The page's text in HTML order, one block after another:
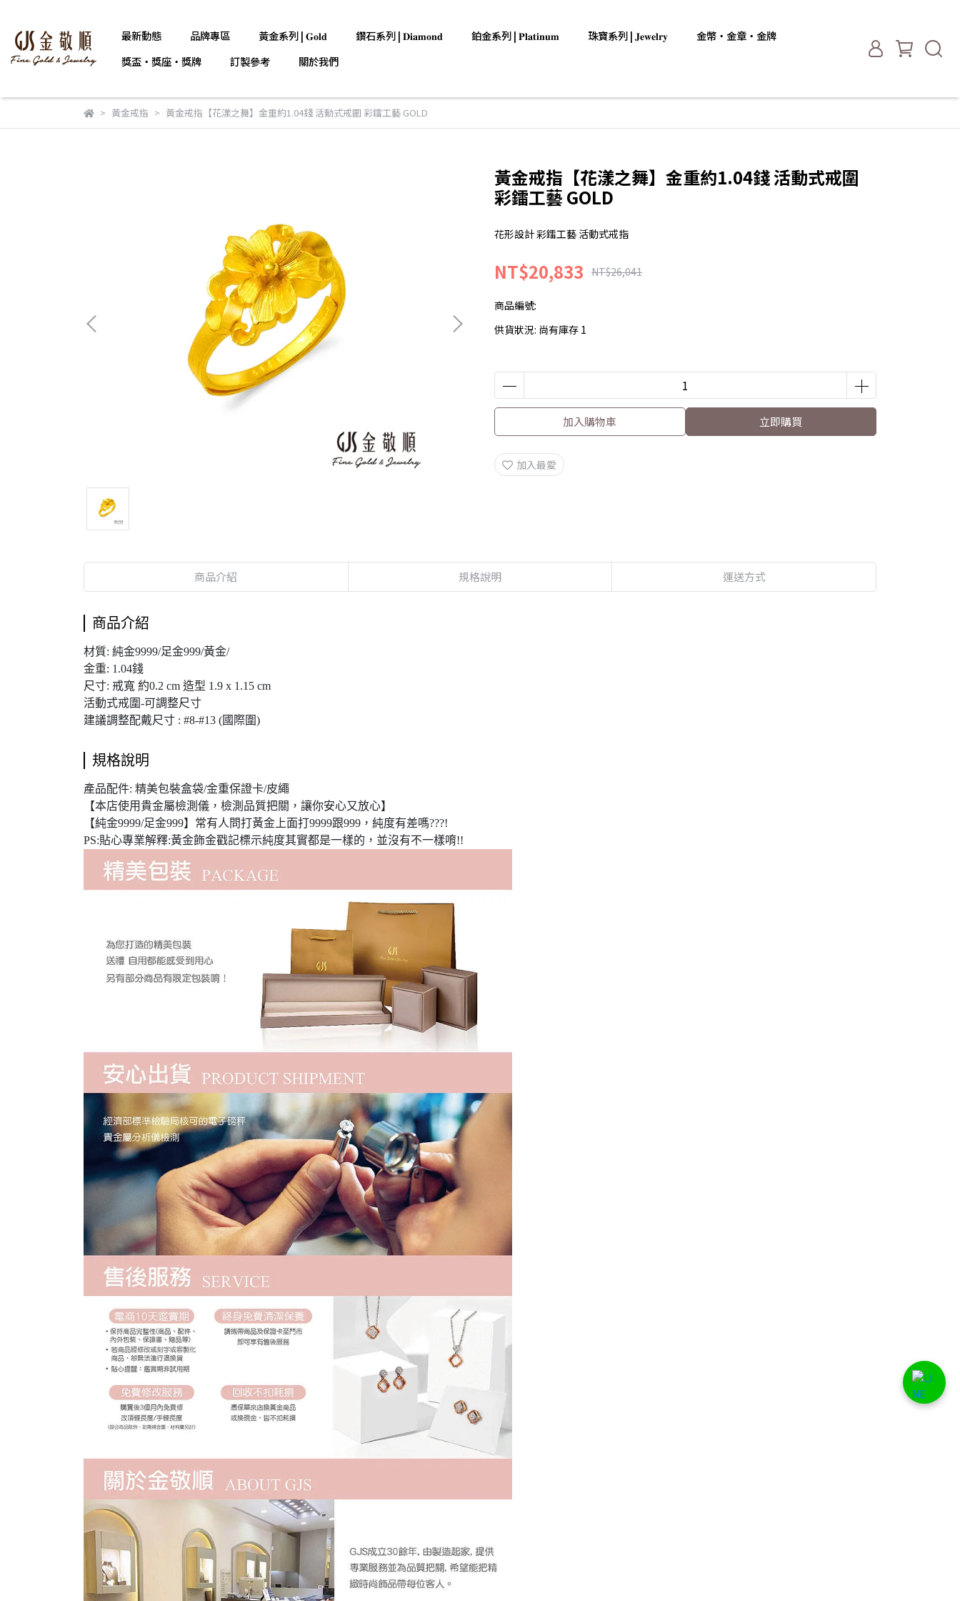
最新動態 品牌專區 黃金系列 | 𝐆𝐨𝐥𝐝 鑽石系列 | 𝐃𝐢𝐚𝐦𝐨𝐧𝐝 鉑金系列 | 𝐏𝐥𝐚𝐭𝐢𝐧𝐮𝐦 珠寶系列 | 𝐉𝐞𝐰𝐞𝐥𝐫𝐲
金幣・金章・金牌
獎盃・獎座・獎牌
訂製參考 關於我們
黃金戒指 黃金戒指【花漾之舞】金重約1.04錢 活動式戒圍 彩鐳工藝 GOLD
黃金戒指【花漾之舞】金重約1.04錢 活動式戒圍
彩鐳工藝 GOLD
花形設計 彩鐳工藝 活動式戒指
NT$20,833 NT$26,041
商品編號:
供貨狀況: 尚有庫存 1
加入購物車 立即購買
加入最愛
商品介紹 規格說明 運送方式
商品介紹
材質: 純金9999/足金999/黃金/
金重: 1.04錢
尺寸: 戒寬 約0.2 cm 造型 1.9 x 1.15 cm
活動式戒圍-可調整尺寸
建議調整配戴尺寸 : #8-#13 (國際圍)
規格說明
產品配件: 精美包裝盒袋/金重保證卡/皮繩
【本店使用貴金屬檢測儀，檢測品質把關，讓你安心又放心】
【純金9999/足金999】常有人問打黃金上面打9999跟999，純度有差嗎???!
PS:貼心專業解釋:黃金飾金戳記標示純度其實都是一樣的，並沒有不一樣唷!!